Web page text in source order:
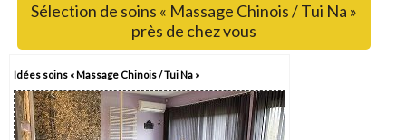
Sélection de soins « Massage Chinois / Tui Na »
près de chez vous
Idées soins « Massage Chinois / Tui Na »